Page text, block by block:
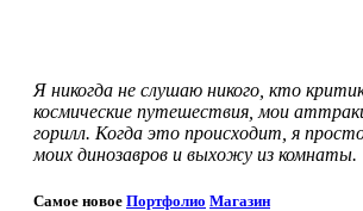
Я никогда не слушаю никого, кто
космические путешествия, мои
горилл. Когда это происходит, я
моих динозавров и выхожу из комнаты.
Самое новое Портфолио Магазин